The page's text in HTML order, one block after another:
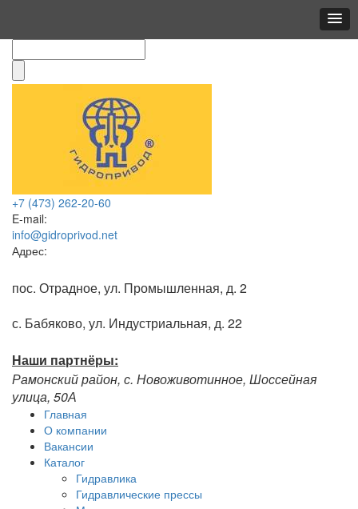
+7 (473) 262-20-60
E-mail:
info@gidroprivod.net
Адрес:
пос. Отрадное, ул. Промышленная, д. 2
с. Бабяково, ул. Индустриальная, д. 22
Наши партнёры:
Рамонский район, с. Новоживотинное, Шоссейная
улица, 50А
Главная
О компании
Вакансии
Каталог
Гидравлика
Гидравлические прессы